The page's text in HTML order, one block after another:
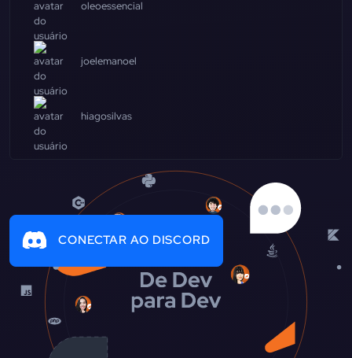
oleoessencial
joelemanoel
hiagosilvas
CONECTAR AO DISCORD